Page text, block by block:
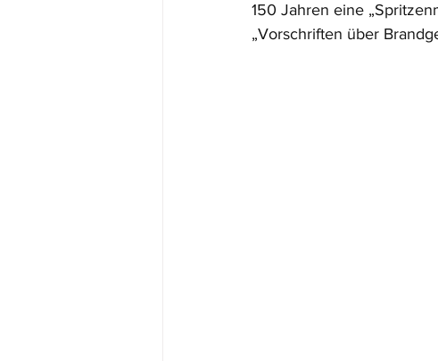
150 Jahren eine
„Vorschriften über